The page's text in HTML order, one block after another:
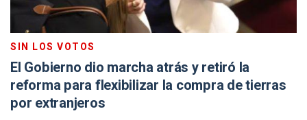
SIN LOS VOTOS
El Gobierno dio marcha atrás y retiró la
reforma para flexibilizar la compra de tierras
por extranjeros